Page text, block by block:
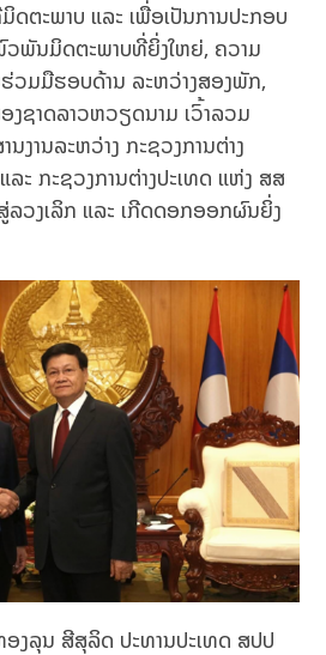
ດຕະພາບ ແລະ ເພື່ອເປັນການປະກອບ
ພັນມິດຕະພາບທີ່ຍິ່ງໃຫຍ່, ຄວາມ
ວມມືຮອບດ້ານ ລະຫວ່າງສອງພັກ,
ງຊາດລາວຫວຽດນາມ ເວົ້າລວມ
ງານລະຫວ່າງ ກະຊວງການຕ່າງ
ະ ກະຊວງການຕ່າງປະເທດ ແຫ່ງ ສສ
ລວງເລິກ ແລະ ເກີດດອກອອກຜົນຍິ່ງ
ອງລຸນ ສີສຸລິດ ປະທານປະເທດ ສປປ